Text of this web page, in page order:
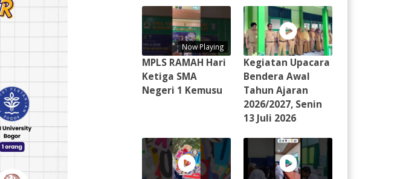
Now Playing
MPLS RAMAH Hari
Ketiga SMA
Negeri 1 Kemusu
Kegiatan Upacara
Bendera Awal
Tahun Ajaran
2026/2027, Senin
13 Juli 2026